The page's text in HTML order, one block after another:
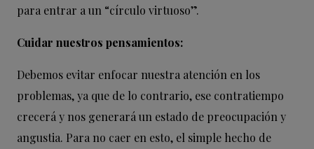
para entrar a un “círculo virtuoso”.
Cuidar nuestros pensamientos:
Debemos evitar enfocar nuestra atención en los
problemas, ya que de lo contrario, ese contratiempo
crecerá y nos generará un estado de preocupación y
angustia. Para no caer en esto, el simple hecho de